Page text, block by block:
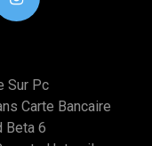
Sur Pc
Carte Bancaire
Beta 6